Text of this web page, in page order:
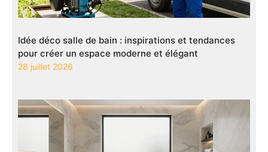
Idée déco salle de bain : inspirations et tendances
pour créer un espace moderne et élégant
28 juillet 2026